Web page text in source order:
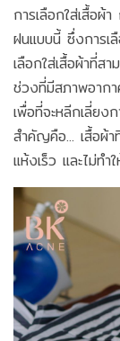
การเลือกใส่เสื้อผ้
ฝนแบบนี้ ซึ่งการเ
เลือกใส่เสื้อผ้าที่ส
ช่วงที่มีสภาพอากา
เพื่อที่จะหลีกเลี่ยง
สำคัญคือ... เสื้อผ้า
แห้งเร็ว และไม่ท